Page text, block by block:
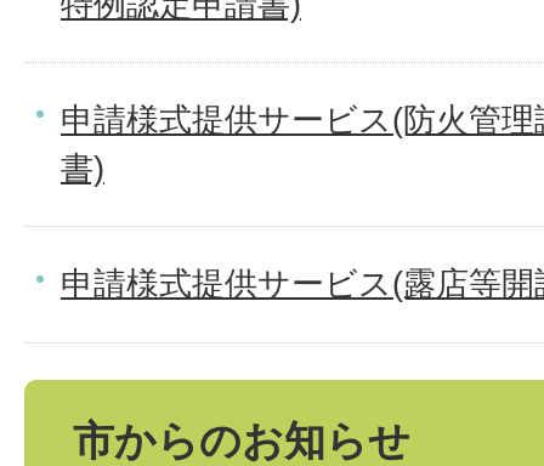
申請様式提供サービス(防火管
書)
申請様式提供サービス(露店等開
市からのお知らせ